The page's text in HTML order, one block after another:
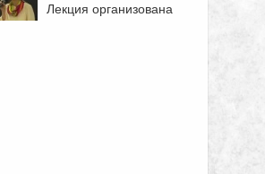
Лекция организована